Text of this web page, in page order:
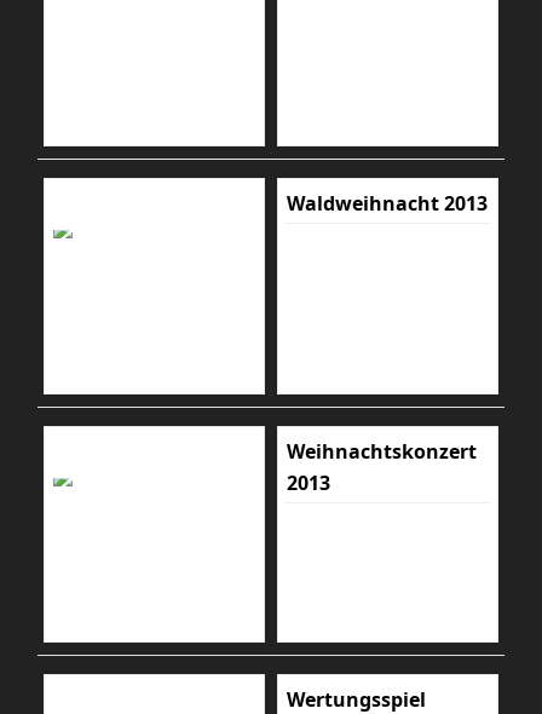
Waldweihnacht 2013
Weihnachtskonzert
2013
Wertungsspiel